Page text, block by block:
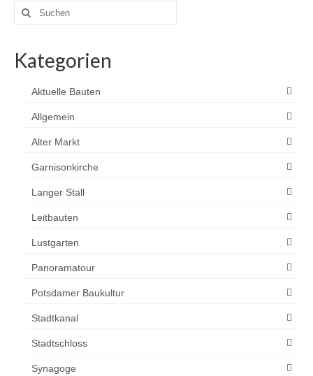
Suchen
nach:
Kategorien
Aktuelle Bauten
Allgemein
Alter Markt
Garnisonkirche
Langer Stall
Leitbauten
Lustgarten
Panoramatour
Potsdamer Baukultur
Stadtkanal
Stadtschloss
Synagoge